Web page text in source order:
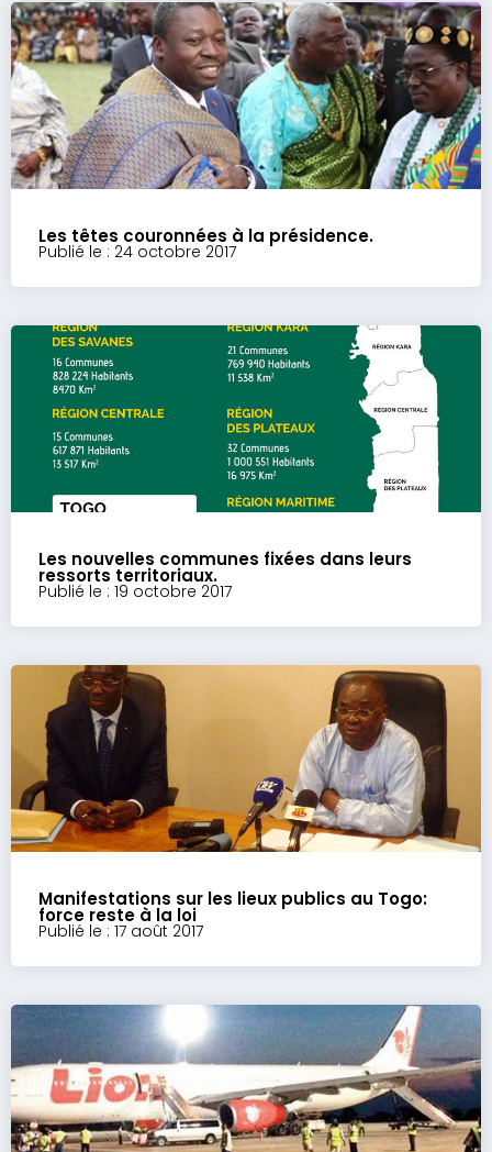
Les têtes couronnées à la présidence.
Publié le : 24 octobre 2017
Les nouvelles communes fixées dans leurs
ressorts territoriaux.
Publié le : 19 octobre 2017
Manifestations sur les lieux publics au Togo:
force reste à la loi
Publié le : 17 août 2017